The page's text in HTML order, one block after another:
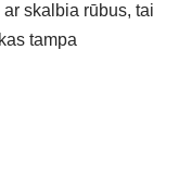
skalbia rūbus, tai
tampa